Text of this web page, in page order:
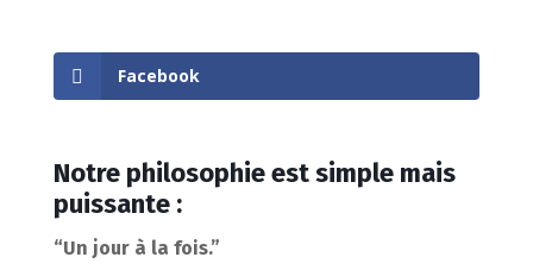
Facebook
Notre philosophie est simple mais
puissante :
“Un jour à la fois.”